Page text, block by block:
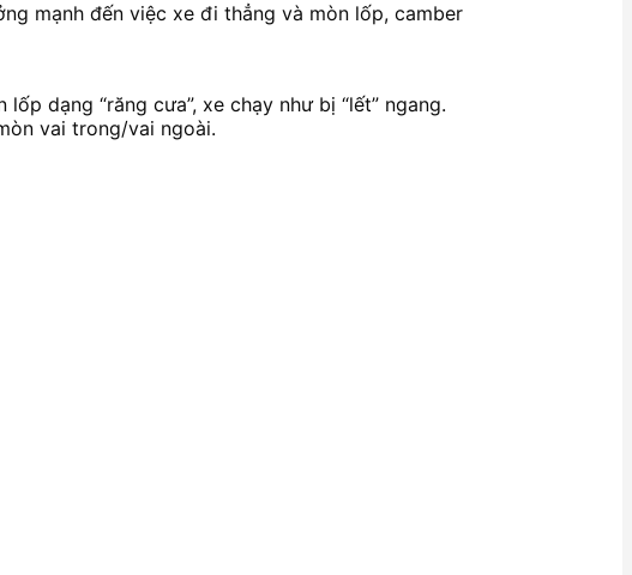
mạnh đến việc xe đi thẳng và mòn lốp, camber
dạng “răng cưa”, xe chạy như bị “lết” ngang.
vai trong/vai ngoài.